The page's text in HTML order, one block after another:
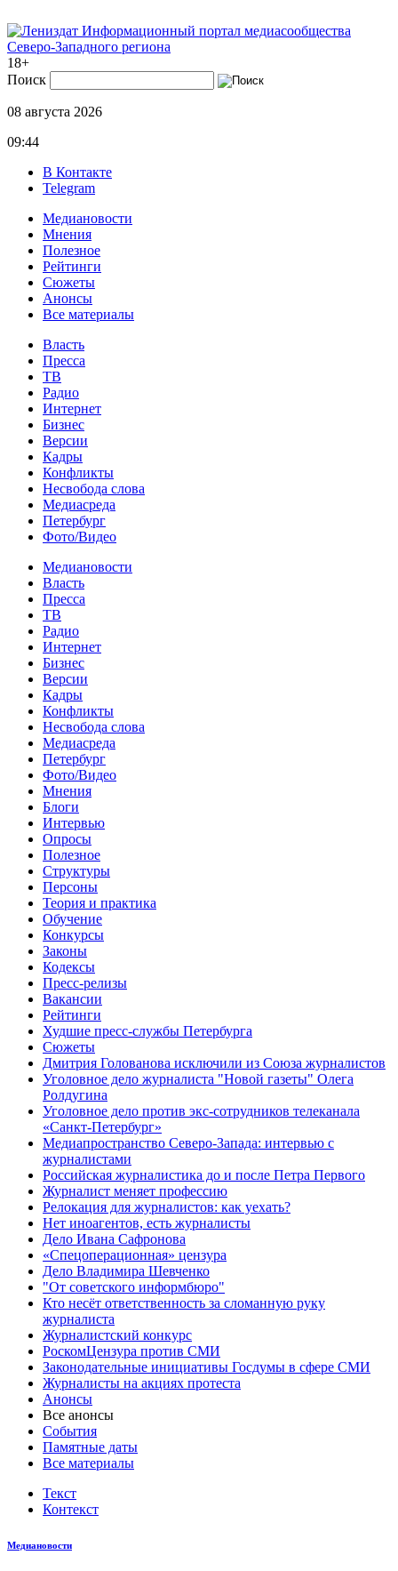
Информационный портал медиасообщества
Северо-Западного региона
18+
Поиск
08 августа 2026
09:44
В Контакте
Telegram
Медиановости
Мнения
Полезное
Рейтинги
Сюжеты
Анонсы
Все материалы
Власть
Пресса
ТВ
Радио
Интернет
Бизнес
Версии
Кадры
Конфликты
Несвобода слова
Медиасреда
Петербург
Фото/Видео
Медиановости
Власть
Пресса
ТВ
Радио
Интернет
Бизнес
Версии
Кадры
Конфликты
Несвобода слова
Медиасреда
Петербург
Фото/Видео
Мнения
Блоги
Интервью
Опросы
Полезное
Структуры
Персоны
Теория и практика
Обучение
Конкурсы
Законы
Кодексы
Пресс-релизы
Вакансии
Рейтинги
Худшие пресс-службы Петербурга
Сюжеты
Дмитрия Голованова исключили из Союза журналистов
Уголовное дело журналиста "Новой газеты" Олега
Ролдугина
Уголовное дело против экс-сотрудников телеканала
«Санкт-Петербург»
Медиапространство Северо-Запада: интервью с
журналистами
Российская журналистика до и после Петра Первого
Журналист меняет профессию
Релокация для журналистов: как уехать?
Нет иноагентов, есть журналисты
Дело Ивана Сафронова
«Спецоперационная» цензура
Дело Владимира Шевченко
"От советского информбюро"
Кто несёт ответственность за сломанную руку
журналиста
Журналистский конкурс
РоскомЦензура против СМИ
Законодательные инициативы Госдумы в сфере СМИ
Журналисты на акциях протеста
Анонсы
Все анонсы
События
Памятные даты
Все материалы
Текст
Контекст
Медиановости